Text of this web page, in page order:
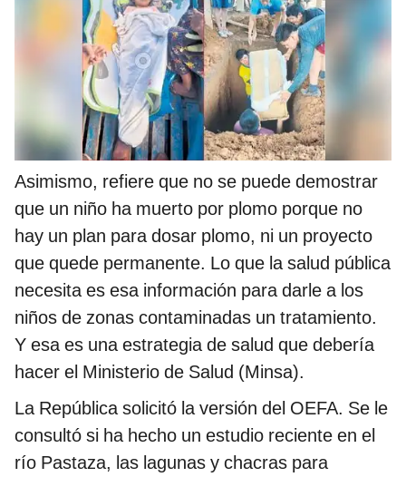
Asimismo, refiere que no se puede demostrar
que un niño ha muerto por plomo porque no
hay un plan para dosar plomo, ni un proyecto
que quede permanente. Lo que la salud pública
necesita es esa información para darle a los
niños de zonas contaminadas un tratamiento.
Y esa es una estrategia de salud que debería
hacer el Ministerio de Salud (Minsa).
La República solicitó la versión del OEFA. Se le
consultó si ha hecho un estudio reciente en el
río Pastaza, las lagunas y chacras para